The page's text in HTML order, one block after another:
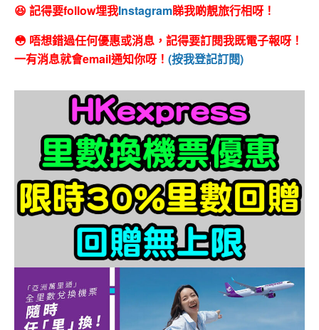
😆 記得要follow埋我Instagram睇我啲靚旅行相呀！
😳 唔想錯過任何優惠或消息，記得要訂閱我既電子報呀！
一有消息就會email通知你呀！ (按我登記訂閱)